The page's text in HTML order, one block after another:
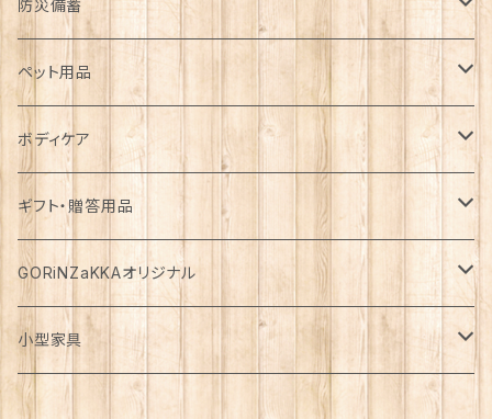
カゴ・バスケット
エコバッグ
花瓶
鏡
お風呂・ランドリー
タオル
服飾雑貨
帽子
アクセサリー
マフラー・ストール
ブランケット
バッグ
カゴバッグ
キッチン雑貨
食器
お箸
カトラリー
ストロー
ポット・急須
ガーデン雑貨
ジョウロ
鉢
はさみ
支柱
ステーショナリー
紙類
ノート
カード
ミニチュア
アウトドア
手芸用品
アウター
コート
ダウン
ジャケット
パーカー・ウィンドブレーカー
カーディガン
ベスト
トップス
長袖
半袖
五分丈、七分丈
ニット
タンクトップ
ボトムス
スカート
キュロット
ワイドパンツ
パンツ
ワンピース・チュニック
ルームウェア・パジャマ
アンダーウェア
レッグウェア
防災備蓄
防災用品
下着
食器・カトラリー
バッテリー
ブランケット・寝具
食料
パックご飯
お餅
麺類
穀物
飲料
水・炭酸水
ジュース
コーヒー
ペーパー類
トイレットペーパー
ティッシュペーパー
ライト
ろうそく
ペット用品
ドライフード
犬用
猫用
メダカ
ウェットフード
無添加・手作り（犬用）
猫用
缶詰
犬用
猫用
レトルト食品
犬用
おやつ
ボディケア
基礎化粧品
化粧水
乳液
医薬部外品
メイク用品
ボディーソープ
ヘアケア
ギフト・贈答用品
食品・飲料
食器類
タオル
GORiNZaKKAオリジナル
アパレル
Tシャツ
アクセサリー
小型家具
スツール